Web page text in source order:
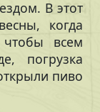
В этот
когда
всем
погрузка
пиво